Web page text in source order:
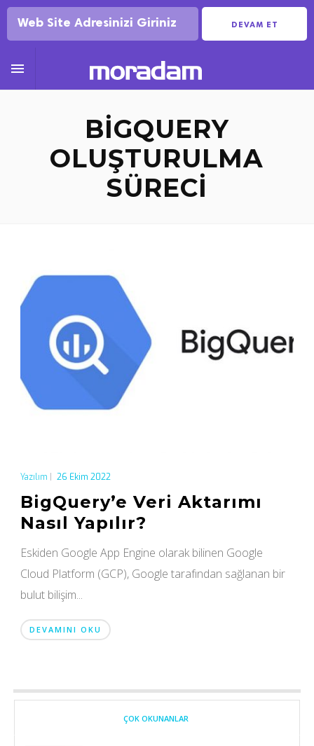
DEVAM ET

BIGQUERY
OLUŞTURULMA
SÜRECI
Yazılım 26 Ekim 2022
BigQuery’e Veri Aktarımı
Nasıl Yapılır?
Eskiden Google App Engine olarak bilinen Google
Cloud Platform (GCP), Google tarafından sağlanan bir
bulut bilişim...
DEVAMINI OKU
ÇOK OKUNANLAR